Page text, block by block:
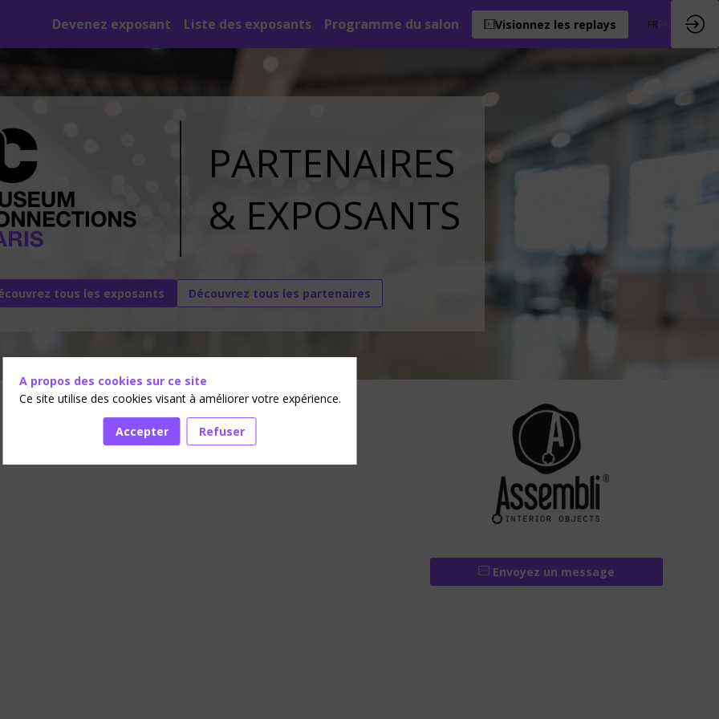
Devenez exposant Liste des exposants Programme du salon Visionnez les replays FR
PARTENAIRES
& EXPOSANTS
tous les exposants Découvrez tous les partenaires
Envoyez un message
A propos des cookies sur ce site
Ce site utilise des cookies visant à améliorer votre expérience.
Accepter Refuser